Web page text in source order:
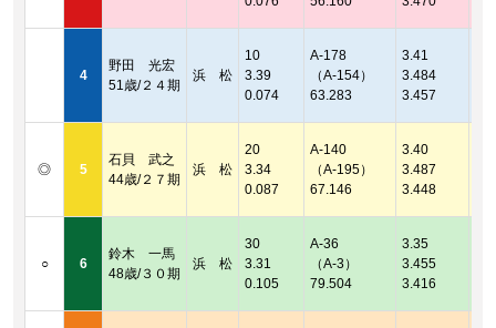
4
野田 光宏
51歳/２４期
浜 松
10
3.39
0.074
A-178
（A-154）
63.283
3.41
3.484
3.457
◎ 5
石貝 武之
44歳/２７期
浜 松
20
3.34
0.087
A-140
（A-195）
67.146
3.40
3.487
3.448
○ 6
鈴木 一馬
48歳/３０期
浜 松
30
3.31
0.105
A-36
（A-3）
79.504
3.35
3.455
3.416